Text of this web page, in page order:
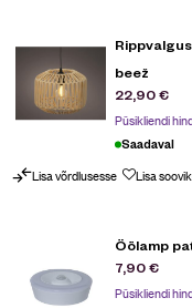
beež
22,90€
Püsikliendi
Saadaval
Lisa võrdlusesse Lisa
Öölamp
7,90€
Püsikliendi